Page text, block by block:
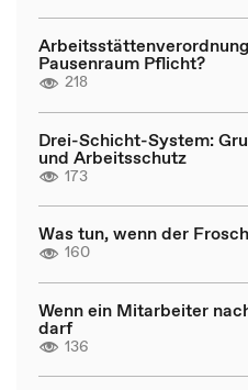
Pausenraum Pflicht?
218
Drei-Schicht-System:
und Arbeitsschutz
173
Was tun, wenn der
160
Wenn ein Mitarbeiter
darf
136